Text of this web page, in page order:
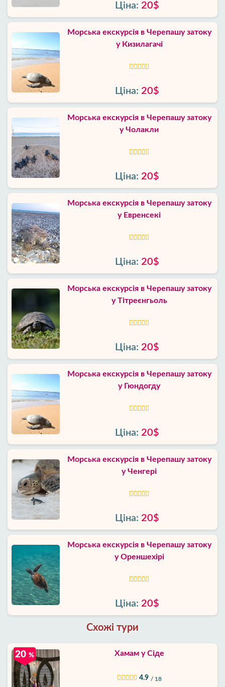
Ціна: 20$
Морська екскурсія в Черепашу затоку
у Кизилагачі
Ціна: 20$
Морська екскурсія в Черепашу затоку
у Чолакли
Ціна: 20$
Морська екскурсія в Черепашу затоку
у Евренсекі
Ціна: 20$
Морська екскурсія в Черепашу затоку
у Тітреєнгьоль
Ціна: 20$
Морська екскурсія в Черепашу затоку
у Гюндогду
Ціна: 20$
Морська екскурсія в Черепашу затоку
у Ченгері
Ціна: 20$
Морська екскурсія в Черепашу затоку
у Ореншехірі
Ціна: 20$
Схожі тури
20 % Хамам у Сіде
4.9 / 18